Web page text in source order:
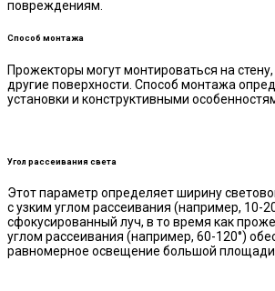
повреждениям.
Способ монтажа
Прожекторы могут монтироваться на
другие поверхности. Способ монтажа
установки и конструктивными
Угол рассеивания света
Этот параметр определяет ширину
с узким углом рассеивания (например, 10-
сфокусированный луч, в то время как
углом рассеивания (например, 60-120°)
равномерное освещение большой